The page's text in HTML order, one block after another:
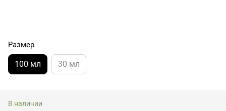
Размер
100 мл 30 мл
В наличии